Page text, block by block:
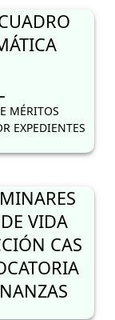
MÉRITOS
EXPEDIENTES
VIDA
CAS